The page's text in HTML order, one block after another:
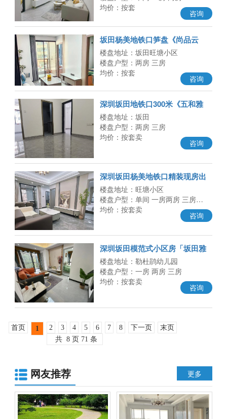
均价：按套
咨询
坂田杨美地铁口笋盘《尚品云
筑》两房66.8万起，原始户型 带
大
楼盘地址：坂田旺塘小区
楼盘户型：两房 三房
均价：按套
咨询
深圳坂田地铁口300米《五和雅
苑》两房59.8万三房73.8万 全部
一口
楼盘地址：坂田
楼盘户型：两房 三房
均价：按套卖
咨询
深圳坂田杨美地铁口精装现房出
售「杨美壹号」总价41.8万起 可
楼盘地址：旺塘小区
楼盘户型：单间 一房两房 三房…
均价：按套卖
咨询
深圳坂田模范式小区房「坂田雅
苑」新盘出售 双地铁口 旁边天
楼盘地址：勒杜鹃幼儿园
楼盘户型：一房 两房 三房
均价：按套卖
咨询
首页 1 2 3 4 5 6 7 8 下一页
末页
共 8 页 71 条
网友推荐 更多